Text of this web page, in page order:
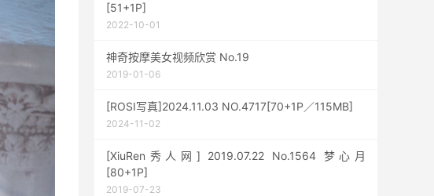
[51+1P]
2022-10-01
神奇按摩美女视频欣赏 No.19
2019-01-06
[ROSI写真]2024.11.03 NO.4717[70+1P／115MB]
2024-11-02
[XiuRen秀人网] 2019.07.22 No.1564 梦心月
[80+1P]
2019-07-23